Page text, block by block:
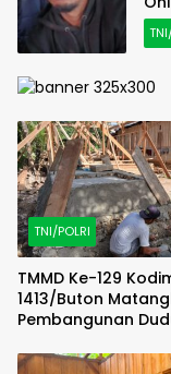
TNI/POLRI
TMMD Ke-129
1413/Buton
Pembangunan
Kualitas Air Bersih